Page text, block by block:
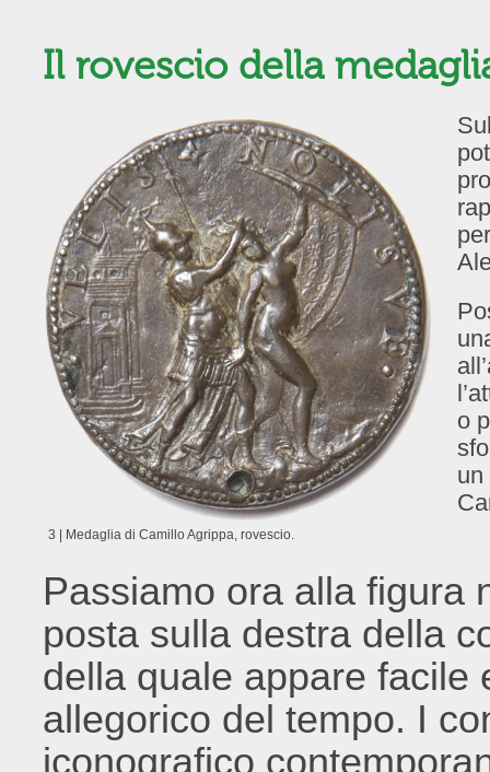
Il rovescio della
3 | Medaglia di Camillo Agrippa, rovescio.
o
un
Passiamo ora alla figura
posta sulla destra della
della quale appare facile
allegorico del tempo. I
iconografico